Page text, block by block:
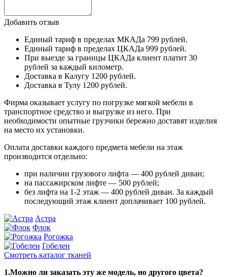
Добавить отзыв
Единый тариф в пределах МКАДа 799 рублей.
Единый тариф в пределах ЦКАДа 999 рублей.
При выезде за границы ЦКАДа клиент платит 30
рублей за каждый километр.
Доставка в Калугу 1200 рублей.
Доставка в Тулу 1200 рублей.
Фирма оказывает услугу по погрузке мягкой мебели в
транспортное средство и выгрузке из него. При
необходимости опытные грузчики бережно доставят изделия
на место их установки.
Оплата доставки каждого предмета мебели на этаж
производится отдельно:
при наличии грузового лифта — 400 рублей диван;
на пассажирском лифте — 500 рублей;
без лифта на 1-2 этаж — 400 рублей диван. За каждый
последующий этаж клиент доплачивает 100 рублей.
Астра
Флок
Рогожка
Гобелен
Смотреть каталог тканей
1.Можно ли заказать эту же модель, но другого цвета?